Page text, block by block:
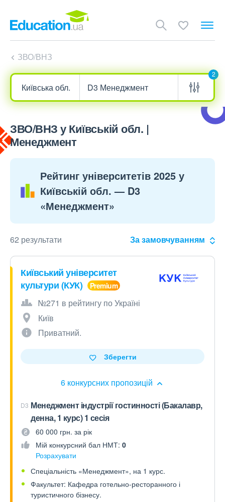
ЗВО/ВНЗ
2
ЗВО/ВНЗ у Київській обл. |
Менеджмент
Рейтинг університетів 2025 у
Київській обл. — D3
«Менеджмент»
62 результати За замовчуванням
Київський університет
культури (КУК)
№271 в рейтингу по Україні
Київ
Приватний.
6 конкурсних пропозицій
Зберегти
D3 Менеджмент індустрії гостинності (Бакалавр,
денна, 1 курс) 1 сесія
60 000 грн. за рік
Мій конкурсний бал НМТ: 0
Розрахувати
Спеціальність «Менеджмент», на 1 курс.
Факультет: Кафедра готельно-ресторанного і
туристичного бізнесу.